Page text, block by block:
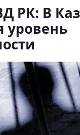
РК: В
уровень